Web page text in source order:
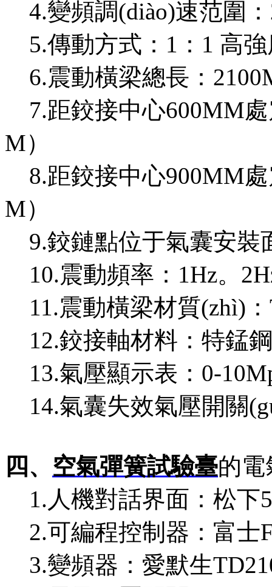
4.變頻調(diào)速范圍
5.傳動方式：1：1 高
6.震動橫梁總長：
7.距鉸接中心600MM
M）
8.距鉸接中心900MM
M）
9.鉸鏈點位于氣囊安裝
10.震動頻率：1Hz。
11.震動橫梁材質(zhì)
12.鉸接軸材料：特錳鋼
13.氣壓顯示表：0-
14.氣囊失效氣壓開關
四、 空氣彈簧試驗臺的電
1.人機對話界面：松下
2.可編程控制器：富士
3.變頻器：愛默生